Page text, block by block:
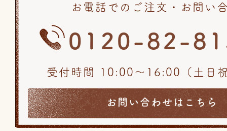
お電話でのご注文・お問い
0120-82-
受付時間 10:00〜16:00（土日
お問い合わせはこちら